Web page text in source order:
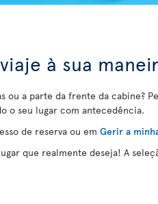
à sua
ou a parte da frente da cabine?
o seu lugar com antecedência.
de reserva ou em Gerir a
que realmente deseja! A